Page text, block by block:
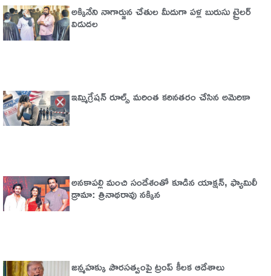
అక్కినేని నాగార్జున చేతుల మీదుగా పళ్ల బురుసు ట్రైలర్‌
విడుదల
ఇమ్మిగ్రేషన్‌ రూల్స్‌ మరింత కఠినతరం చేసిన అమెరికా
అనకాపల్లి మంచి సందేశంతో కూడిన యాక్షన్, ఫ్యామిలీ
డ్రామా: త్రినాథరావు నక్కిన
జన్మహక్కు పౌరసత్వంపై ట్రంప్ కీలక ఆదేశాలు